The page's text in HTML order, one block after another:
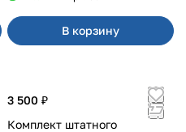
В корзину
3 500 ₽
Комплект штатного